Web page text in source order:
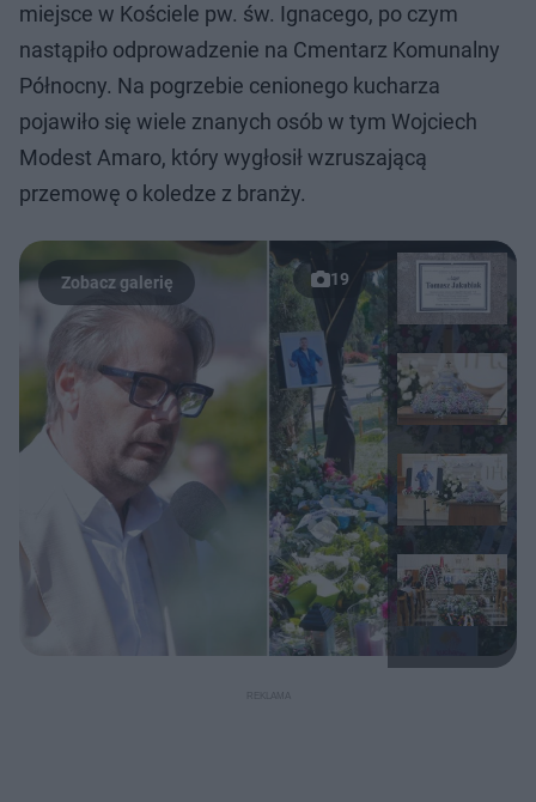
miejsce w Kościele pw. św. Ignacego, po czym
nastąpiło odprowadzenie na Cmentarz Komunalny
Północny. Na pogrzebie cenionego kucharza
pojawiło się wiele znanych osób w tym Wojciech
Modest Amaro, który wygłosił wzruszającą
przemowę o koledze z branży.
19